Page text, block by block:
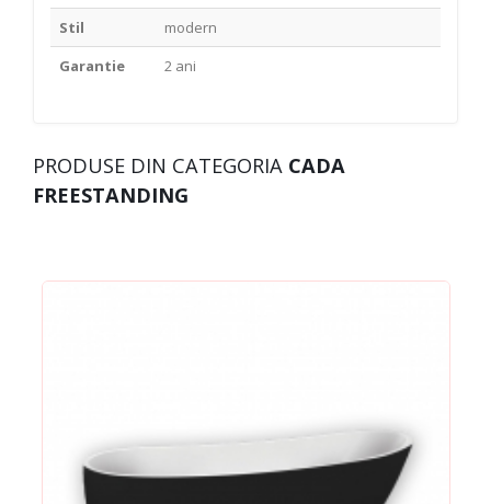
Stil
modern
Garantie
2 ani
PRODUSE DIN CATEGORIA CADA
FREESTANDING